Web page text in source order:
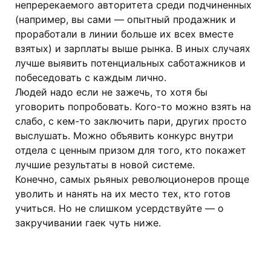
непререкаемого авторитета среди подчиненных
(например, вы сами — опытный продажник и
проработали в линии больше их всех вместе
взятых) и зарплаты выше рынка. В иных случаях
лучше выявить потенциальных саботажников и
побеседовать с каждым лично.
Людей надо если не зажечь, то хотя бы
уговорить попробовать. Кого-то можно взять на
слабо, с кем-то заключить пари, других просто
выслушать. Можно объявить конкурс внутри
отдела с ценным призом для того, кто покажет
лучшие результаты в новой системе.
Конечно, самых рьяных революционеров проще
уволить и нанять на их место тех, кто готов
учиться. Но не слишком усердствуйте — о
закручивании гаек чуть ниже.